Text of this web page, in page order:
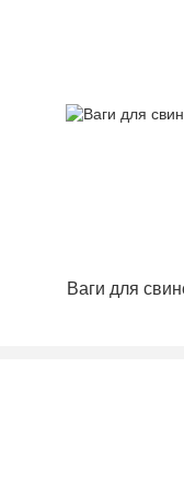
Ваги для